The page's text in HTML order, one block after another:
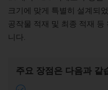
크기에 맞게 특별히 설계되
공작물 적재 및 최종 적재
니다.
주요 장점은 다음과 같